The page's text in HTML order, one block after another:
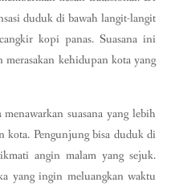
duduk di bawah langit-langit
kopi panas. Suasana ini
merasakan kehidupan kota yang
menawarkan suasana yang lebih
kota. Pengunjung bisa duduk di
angin malam yang sejuk.
yang ingin meluangkan waktu